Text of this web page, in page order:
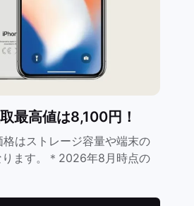
最高値は8,100円！
はストレージ容量や端末の
ます。＊2026年8月時点の